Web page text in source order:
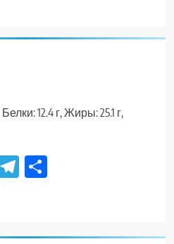
12.4 г, Жиры: 25.1 г,
Telegram